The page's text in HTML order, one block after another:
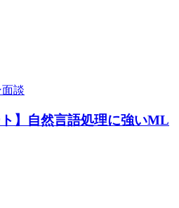
談
ト】自然言語処理に強いML